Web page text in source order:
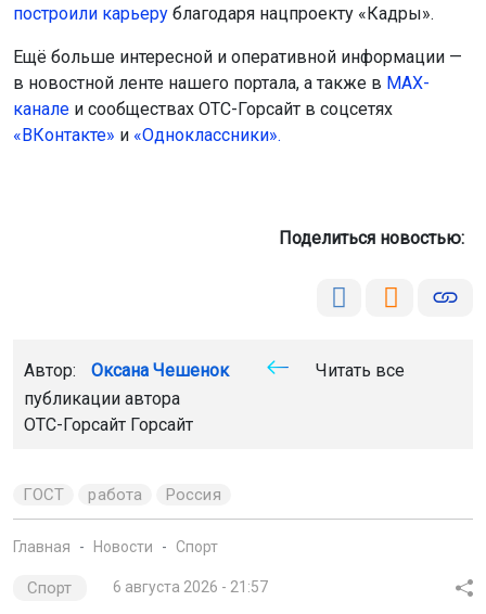
построили карьеру благодаря нацпроекту «Кадры».
Ещё больше интересной и оперативной информации —
в новостной ленте нашего портала, а также в МАХ-
канале и сообществах ОТС-Горсайт в соцсетях
«ВКонтакте» и «Одноклассники».
Поделиться новостью:
Автор: Оксана Чешенок
Читать все
публикации автора
ОТС-Горсайт Горсайт
ГОСТ работа Россия
Главная Новости Спорт
Спорт 6 августа 2026 - 21:57